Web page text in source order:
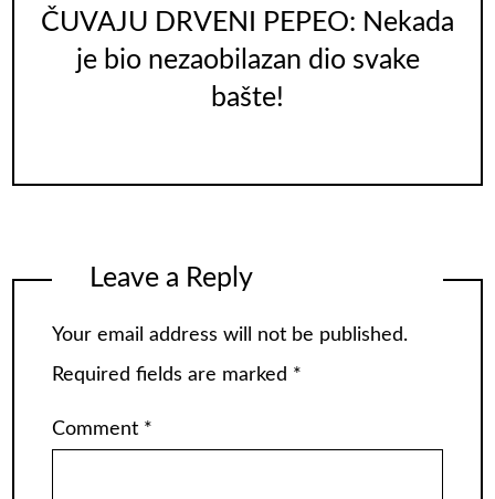
ČUVAJU DRVENI PEPEO: Nekada
je bio nezaobilazan dio svake
bašte!
Leave a Reply
Your email address will not be published.
Required fields are marked *
Comment *